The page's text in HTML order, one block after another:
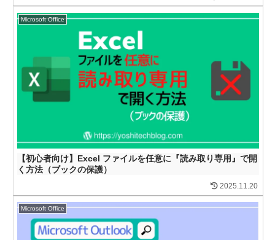
Microsoft Office
【初心者向け】Excel ファイルを任意に『読み取り専用』で開
く方法（ブックの保護）
2025.11.20
Microsoft Office